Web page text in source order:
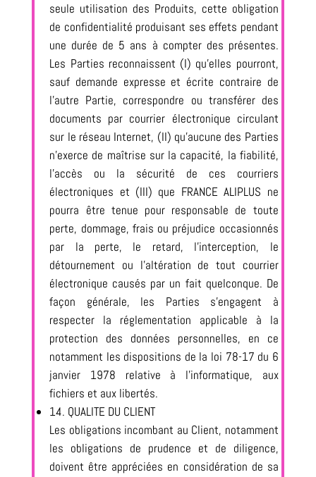
seule utilisation des Produits, cette obligation
de confidentialité produisant ses effets pendant
une durée de 5 ans à compter des présentes.
Les Parties reconnaissent (I) qu’elles pourront,
sauf demande expresse et écrite contraire de
l’autre Partie, correspondre ou transférer des
documents par courrier électronique circulant
sur le réseau Internet, (II) qu’aucune des Parties
n’exerce de maîtrise sur la capacité, la fiabilité,
l’accès ou la sécurité de ces courriers
électroniques et (III) que FRANCE ALIPLUS ne
pourra être tenue pour responsable de toute
perte, dommage, frais ou préjudice occasionnés
par la perte, le retard, l’interception, le
détournement ou l’altération de tout courrier
électronique causés par un fait quelconque. De
façon générale, les Parties s’engagent à
respecter la réglementation applicable à la
protection des données personnelles, en ce
notamment les dispositions de la loi 78-17 du 6
janvier 1978 relative à l’informatique, aux
fichiers et aux libertés.
14. QUALITE DU CLIENT
Les obligations incombant au Client, notamment
les obligations de prudence et de diligence,
doivent être appréciées en considération de sa